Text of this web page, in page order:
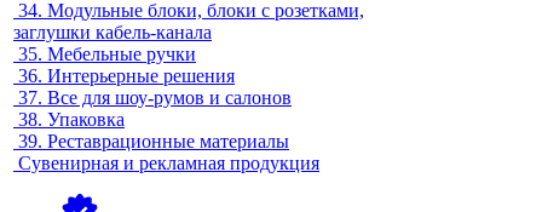
34. Модульные блоки, блоки с розетками,
заглушки кабель-канала
35. Мебельные ручки
36. Интерьерные решения
37. Все для шоу-румов и салонов
38. Упаковка
39. Реставрационные материалы
Сувенирная и рекламная продукция